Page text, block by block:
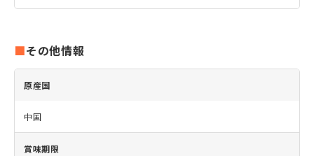
その他情報
原産国
中国
賞味期限